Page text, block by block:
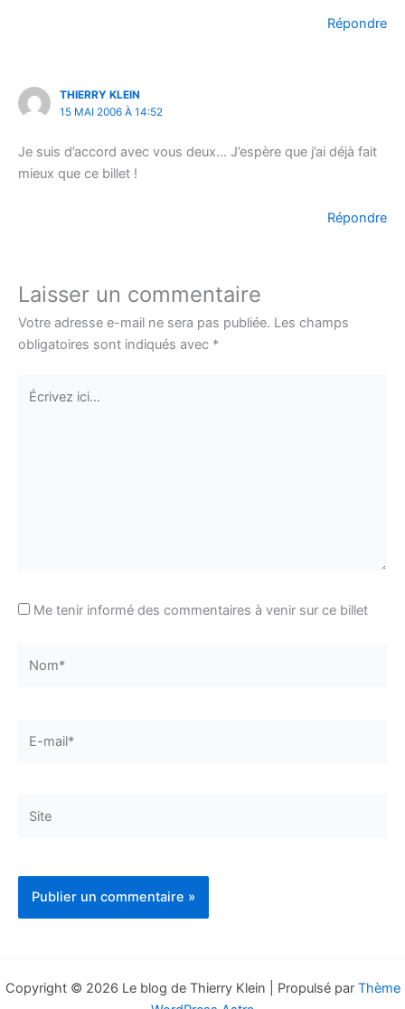
Répondre
THIERRY KLEIN
15 MAI 2006 À 14:52
Je suis d’accord avec vous deux… J’espère que j’ai déjà fait
mieux que ce billet !
Répondre
Laisser un commentaire
Votre adresse e-mail ne sera pas publiée. Les champs
obligatoires sont indiqués avec *
Écrivez
ici…
Me tenir informé des commentaires à venir sur ce billet
mail*
Copyright © 2026 Le blog de Thierry Klein | Propulsé par Thème